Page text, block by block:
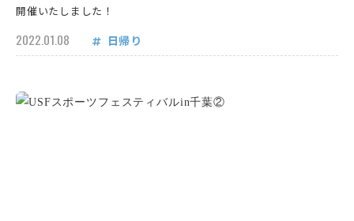
開催いたしました！
2022.01.08 日帰り